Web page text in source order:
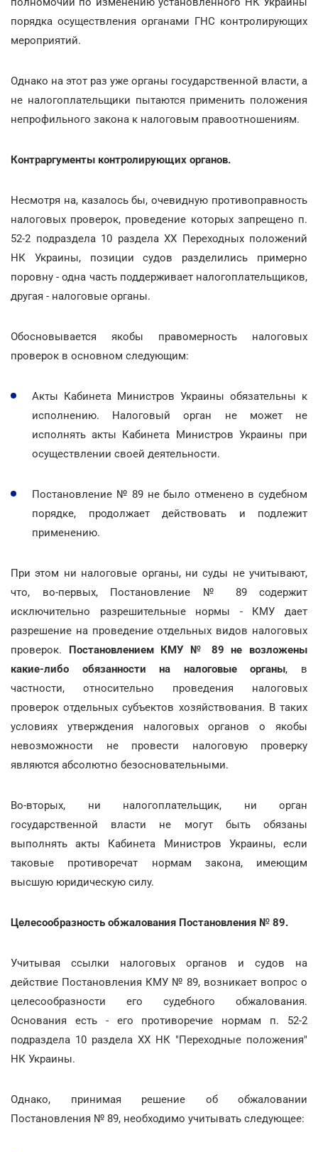
порядка осуществления органами ГНС контролирующих
мероприятий.
Однако на этот раз уже органы государственной власти, а
не налогоплательщики пытаются применить положения
непрофильного закона к налоговым правоотношениям.
Контраргументы контролирующих органов.
Несмотря на, казалось бы, очевидную противоправность
налоговых проверок, проведение которых запрещено п.
52-2 подраздела 10 раздела ХХ Переходных положений
НК Украины, позиции судов разделились примерно
поровну - одна часть поддерживает налогоплательщиков,
другая - налоговые органы.
Обосновывается якобы правомерность налоговых
проверок в основном следующим:
Акты Кабинета Министров Украины обязательны к
исполнению. Налоговый орган не может не
исполнять акты Кабинета Министров Украины при
осуществлении своей деятельности.
Постановление № 89 не было отменено в судебном
порядке, продолжает действовать и подлежит
применению.
При этом ни налоговые органы, ни суды не учитывают,
что, во-первых, Постановление № 89 содержит
исключительно разрешительные нормы - КМУ дает
разрешение на проведение отдельных видов налоговых
проверок. Постановлением КМУ № 89 не возложены
какие-либо обязанности
на налоговые органы, в
частности, относительно проведения налоговых
проверок отдельных субъектов хозяйствования. В таких
условиях утверждения налоговых органов о якобы
невозможности не провести налоговую проверку
являются абсолютно безосновательными.
Во-вторых, ни налогоплательщик, ни орган
государственной власти не могут быть обязаны
выполнять акты Кабинета Министров Украины, если
таковые противоречат нормам закона, имеющим
высшую юридическую силу.
Целесообразность обжалования Постановления № 89.
Учитывая ссылки налоговых органов и судов на
действие Постановления КМУ № 89, возникает вопрос о
целесообразности его судебного обжалования.
Основания есть - его противоречие нормам п. 52-2
подраздела 10 раздела ХХ НК "Переходные положения"
НК Украины.
Однако, принимая решение об обжаловании
Постановления № 89, необходимо учитывать следующее: